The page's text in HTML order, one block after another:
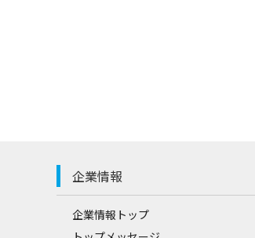
企業情報
企業情報トップ